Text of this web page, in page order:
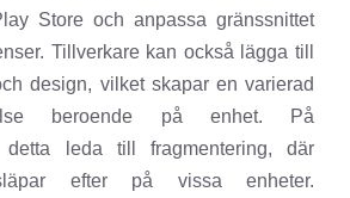
Store och anpassa gränssnittet
Tillverkare kan också lägga till
design, vilket skapar en varierad
beroende på enhet. På
detta leda till fragmentering, där
efter på vissa enheter.